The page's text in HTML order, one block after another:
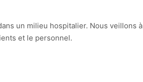
un milieu hospitalier. Nous
et le personnel.